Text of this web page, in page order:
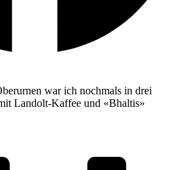
war ich nochmals in drei
Landolt-Kaffee und «Bhaltis»